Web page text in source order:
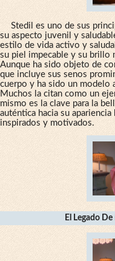
Stedil es uno de sus
su aspecto juvenil y
estilo de vida activo y
su piel impecable y su brillo
Aunque ha sido objeto de
que incluye sus senos
cuerpo y ha sido un modelo
Muchos la citan como un
mismo es la clave para la
auténtica hacia su
inspirados y motivados.
El Legado